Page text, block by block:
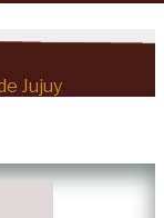
Jujuy